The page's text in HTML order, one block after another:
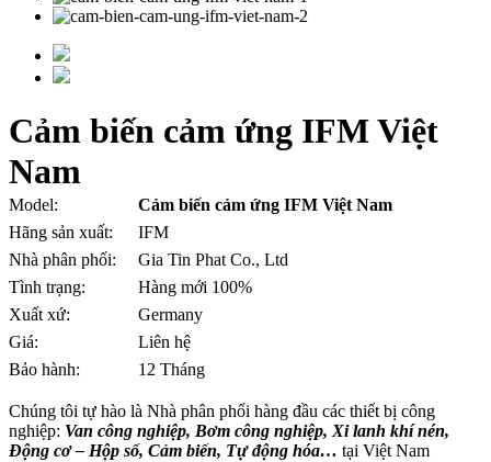
Cảm biến cảm ứng IFM Việt
Nam
Model:
Cảm biến cảm ứng IFM Việt Nam
Hãng sản xuất:
IFM
Nhà phân phối:
Gia Tin Phat Co., Ltd
Tình trạng:
Hàng mới 100%
Xuất xứ:
Germany
Giá:
Liên hệ
Bảo hành:
12 Tháng
Chúng tôi tự hào là Nhà phân phối hàng đầu các thiết bị công
nghiệp: Van công nghiệp, Bơm công nghiệp, Xi lanh khí nén,
Động cơ – Hộp số, Cảm biến, Tự động hóa… tại Việt Nam